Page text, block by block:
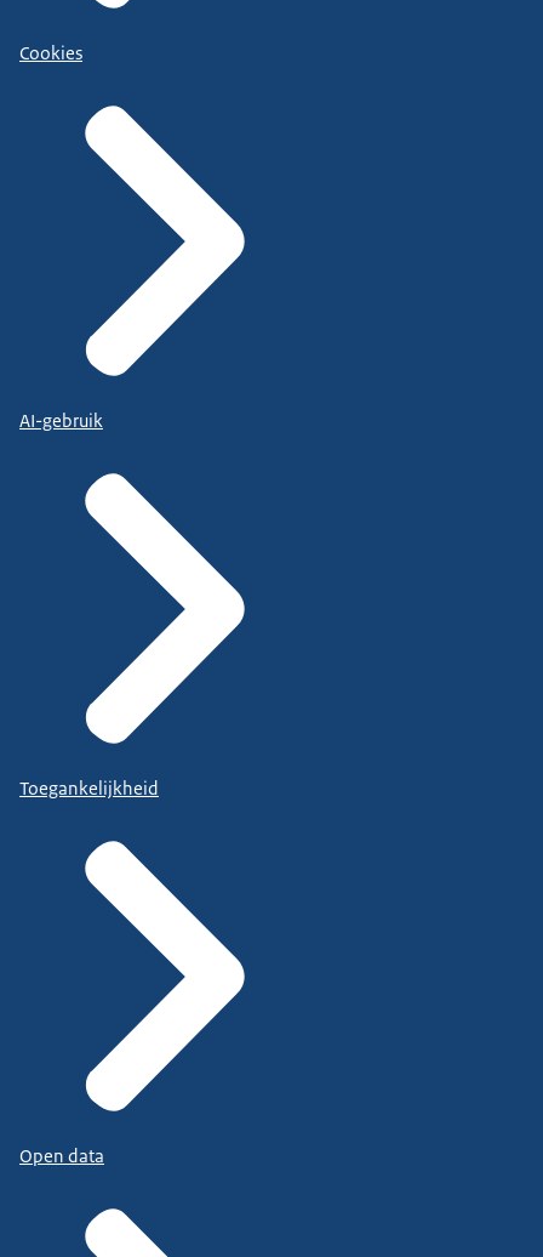
Cookies
AI-gebruik
Toegankelijkheid
Open data